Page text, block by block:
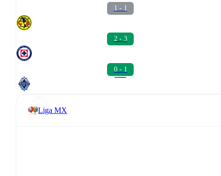
1 - 1
2 - 3
0 - 1
Liga MX